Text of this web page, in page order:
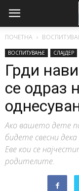
ПОЧЕТНА
ВОСПИТУВАЊЕ СЛАЈДЕР
Грди
се одраз
Ако вашето дете
бидете свесни
Еве кои се
родителите.